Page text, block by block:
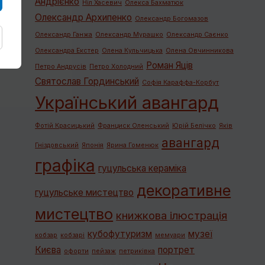
Ніл Хасевич Олекса Бахматюк
Олександр Архипенко Олександр Богомазов
Олександр Ганжа Олександр Мурашко Олександр Саєнко
Олександра Екстер Олена Кульчицька Олена Овчинникова
Петро Андрусів Петро Холодний
Роман Яців
Святослав Гординський Софія Караффа-Корбут
Український авангард
Фотій Красицький Франциск Оленський Юрій Белічко Яків
Гніздовський Японія Ярина Гоменюк авангард
графiка гуцульська кераміка
гуцульське мистецтво декоративне
мистецтво книжкова ілюстрація
кобзар кобзарі кубофутуризм мемуари музеї
Києва офорти пейзаж петриківка портрет